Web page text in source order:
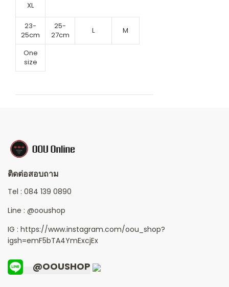
XL
23-
25cm
25-
27cm
L M
One
size
ติดต่อสอบถาม
Tel : 084 139 0890
Line : @ooushop
IG : https://www.instagram.com/oou_shop?
igsh=emF5bTA4YmExcjEx
@OOUSHOP